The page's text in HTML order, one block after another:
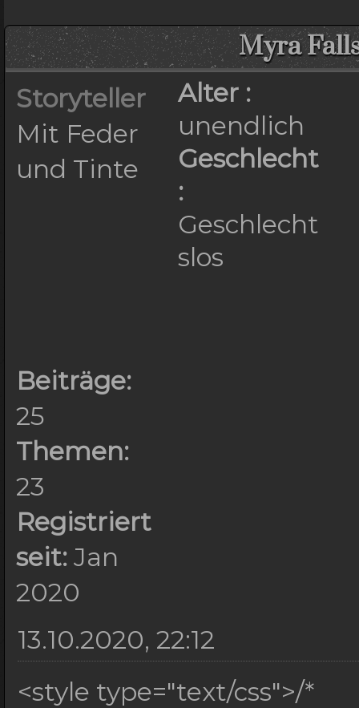
Myra
Storyteller
Mit Feder
und Tinte
Beiträge:
25
Themen:
23
Registriert
seit: Jan
2020
Alter :
unendlich
Geschlecht
:
Geschlecht
slos
13.10.2020, 22:12
<style type="text/css">/*